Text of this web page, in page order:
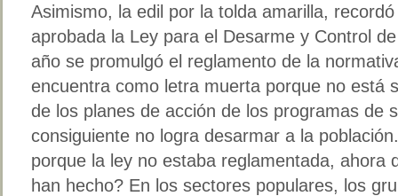
Asimismo, la edil por la tolda amarilla,
aprobada la Ley para el Desarme y Control
año se promulgó el reglamento de la
encuentra como letra muerta porque no está
de los planes de acción de los programas de
consiguiente no logra desarmar a la
porque la ley no estaba reglamentada, ahora
han hecho? En los sectores populares, los